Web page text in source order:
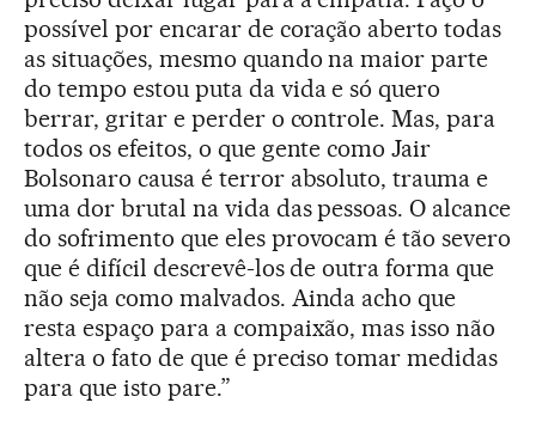
possível por encarar de coração aberto todas
as situações, mesmo quando na maior parte
do tempo estou puta da vida e só quero
berrar, gritar e perder o controle. Mas, para
todos os efeitos, o que gente como Jair
Bolsonaro causa é terror absoluto, trauma e
uma dor brutal na vida das pessoas. O alcance
do sofrimento que eles provocam é tão severo
que é difícil descrevê-los de outra forma que
não seja como malvados. Ainda acho que
resta espaço para a compaixão, mas isso não
altera o fato de que é preciso tomar medidas
para que isto pare.”